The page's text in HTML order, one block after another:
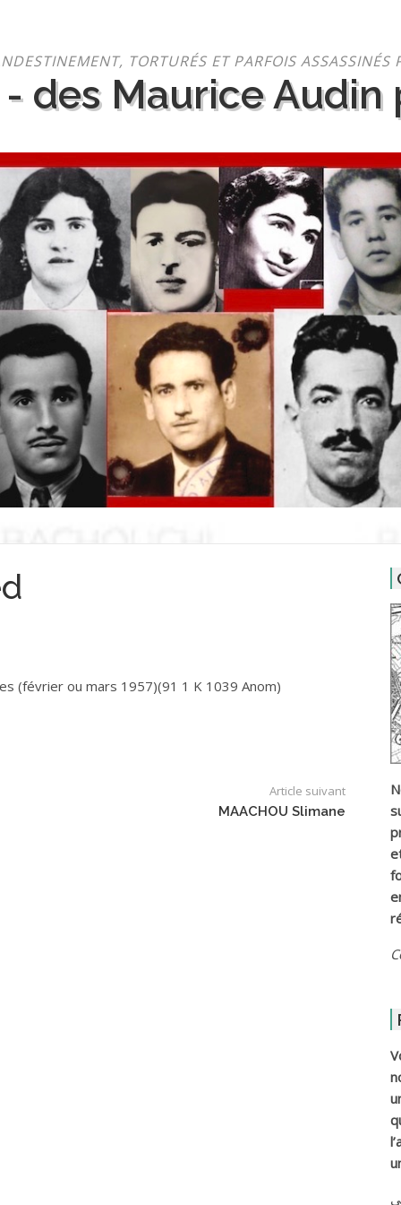
TORTURÉS ET PARFOIS ASSASSINÉS
des Maurice
(février ou mars 1957)(91 1 K 1039 Anom)
Article suivant
MAACHOU Slimane